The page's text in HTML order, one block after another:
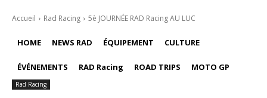
Accueil Rad Racing 5è JOURNÉE RAD Racing AU LUC
HOME NEWS RAD ÉQUIPEMENT CULTURE
ÉVÉNEMENTS RAD Racing ROAD TRIPS MOTO GP
Rad Racing